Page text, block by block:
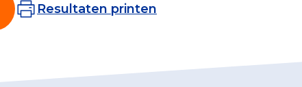
Resultaten printen